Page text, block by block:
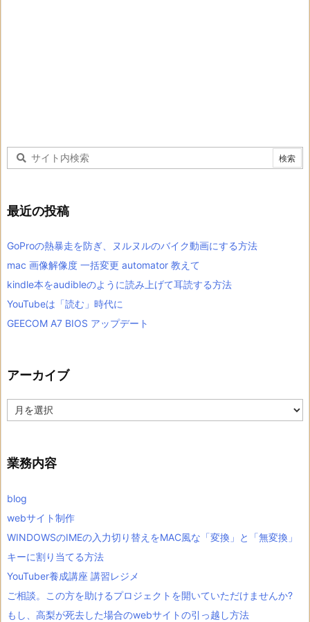
最近の投稿
GoProの熱暴走を防ぎ、ヌルヌルのバイク動画にする方法
mac 画像解像度 一括変更 automator 教えて
kindle本をaudibleのように読み上げて耳読する方法
YouTubeは「読む」時代に
GEECOM A7 BIOS アップデート
アーカイブ
ー
ブ
業務内容
blog
webサイト制作
WINDOWSのIMEの入力切り替えをMAC風な「変換」と「無変換」
キーに割り当てる方法
YouTuber養成講座 講習レジメ
ご相談。この方を助けるプロジェクトを開いていただけませんか?
もし、高梨が死去した場合のwebサイトの引っ越し方法